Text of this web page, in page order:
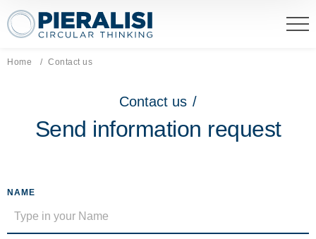
Pieralisi Maip Spa
Home Current page:
Contact us
Contact us /
Send information request
NAME